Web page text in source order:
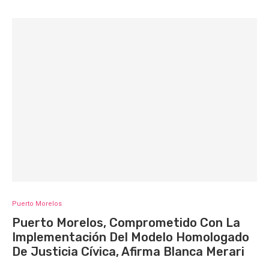
Puerto Morelos
Puerto Morelos, Comprometido Con La
Implementación Del Modelo Homologado
De Justicia Cívica, Afirma Blanca Merari